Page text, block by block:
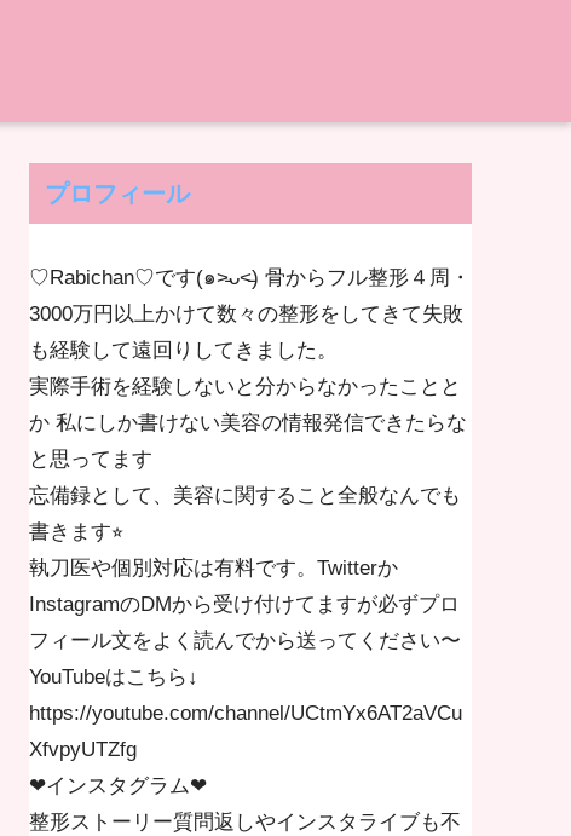
プロフィール
♡Rabichan♡です(๑˃̵ᴗ˂̵) 骨からフル整形４周・
3000万円以上かけて数々の整形をしてきて失敗
も経験して遠回りしてきました。
実際手術を経験しないと分からなかったことと
か 私にしか書けない美容の情報発信できたらな
と思ってます
忘備録として、美容に関すること全般なんでも
書きます⭐︎
執刀医や個別対応は有料です。Twitterか
InstagramのDMから受け付けてますが必ずプロ
フィール文をよく読んでから送ってください〜
YouTubeはこちら↓
https://youtube.com/channel/UCtmYx6AT2aVCu
XfvpyUTZfg
❤︎インスタグラム❤︎
整形ストーリー質問返しやインスタライブも不